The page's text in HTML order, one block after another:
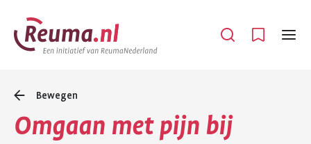
Spring
naar
hoofdinhoud
Spring
naar
footer
Open
Menu
Bewegen
Omgaan met pijn bij